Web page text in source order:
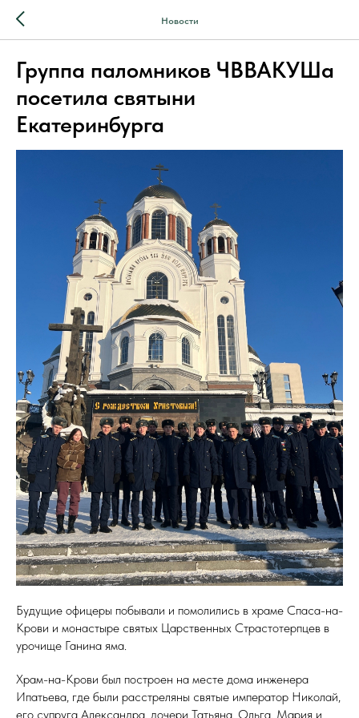
Новости
Группа паломников ЧВВАКУШа
посетила святыни
Екатеринбурга
Будущие офицеры побывали и помолились в храме Спаса-на-
Крови и монастыре святых Царственных Страстотерпцев в
урочище Ганина яма.
Храм-на-Крови был построен на месте дома инженера
Ипатьева, где были расстреляны святые император Николай,
его супруга Александра, дочери Татьяна, Ольга, Мария и